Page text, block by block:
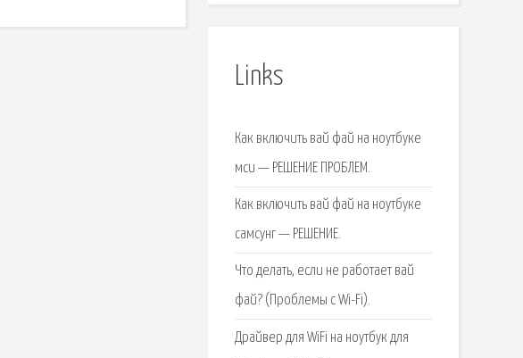
Links
Как включить вай фай на ноутбуке
мси — РЕШЕНИЕ ПРОБЛЕМ.
Как включить вай фай на ноутбуке
самсунг — РЕШЕНИЕ.
Что делать, если не работает вай
фай? (Проблемы с Wi-Fi).
Драйвер для WiFi на ноутбук для